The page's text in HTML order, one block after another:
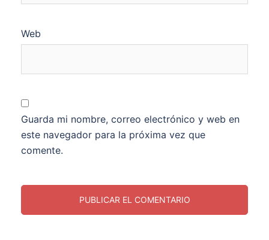
Web
Guarda mi nombre, correo electrónico y web en
este navegador para la próxima vez que
comente.